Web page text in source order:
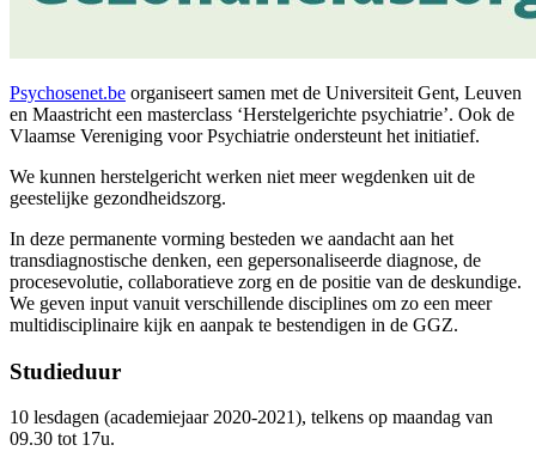
Psychosenet.be organiseert samen met de Universiteit Gent, Leuven
en Maastricht een masterclass ‘Herstelgerichte psychiatrie’. Ook de
Vlaamse Vereniging voor Psychiatrie ondersteunt het initiatief.
We kunnen herstelgericht werken niet meer wegdenken uit de
geestelijke gezondheidszorg.
In deze permanente vorming besteden we aandacht aan het
transdiagnostische denken, een gepersonaliseerde diagnose, de
procesevolutie, collaboratieve zorg en de positie van de deskundige.
We geven input vanuit verschillende disciplines om zo een meer
multidisciplinaire kijk en aanpak te bestendigen in de GGZ.
Studieduur
10 lesdagen (academiejaar 2020-2021), telkens op maandag van
09.30 tot 17u.